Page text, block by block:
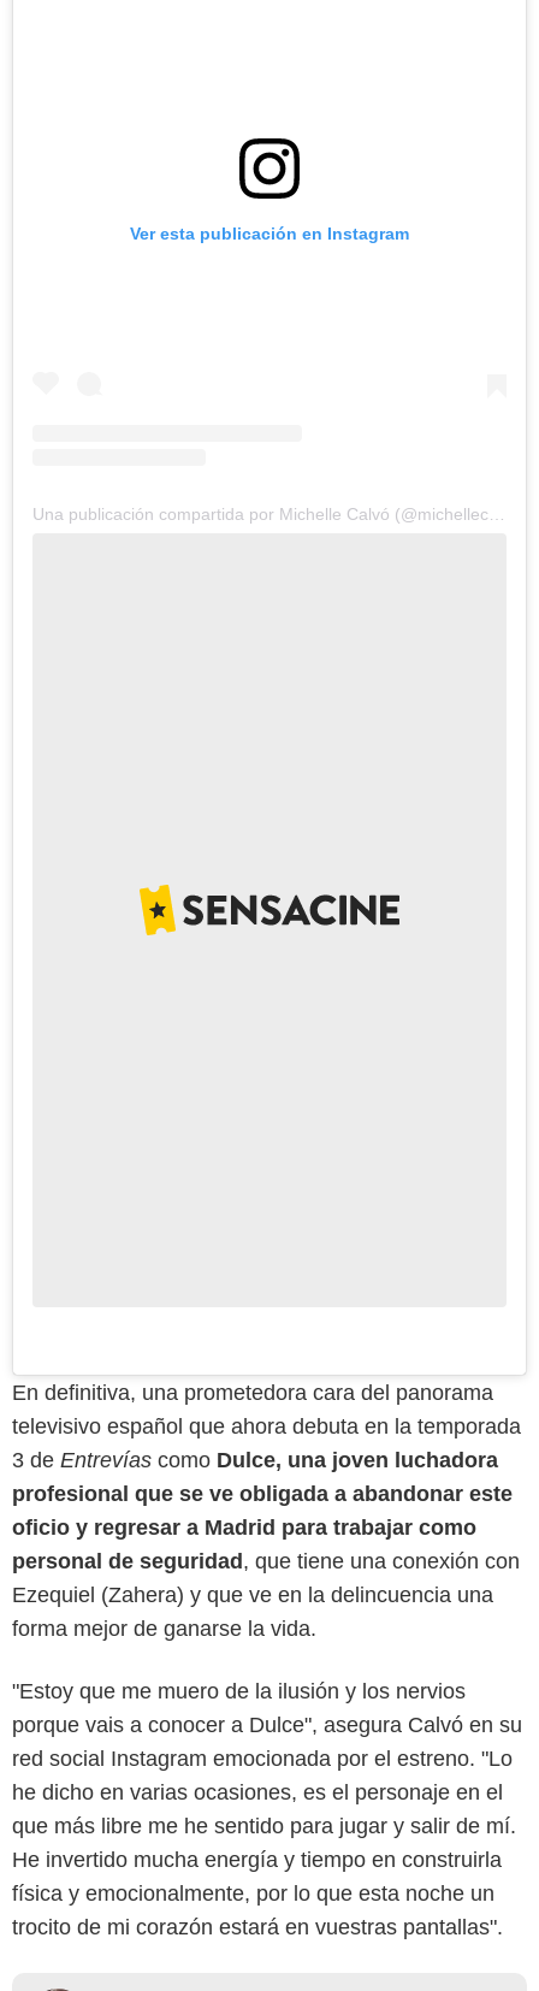
Ver esta publicación en Instagram
Una publicación compartida por Michelle Calvó (@michellec_p)
En definitiva, una prometedora cara del panorama
televisivo español que ahora debuta en la temporada
3 de Entrevías como Dulce, una joven luchadora
profesional que se ve obligada a abandonar este
oficio y regresar a Madrid para trabajar como
personal de seguridad , que tiene una conexión con
Ezequiel (Zahera) y que ve en la delincuencia una
forma mejor de ganarse la vida.
"Estoy que me muero de la ilusión y los nervios
porque vais a conocer a Dulce", asegura Calvó en su
red social Instagram emocionada por el estreno. "Lo
he dicho en varias ocasiones, es el personaje en el
que más libre me he sentido para jugar y salir de mí.
He invertido mucha energía y tiempo en construirla
física y emocionalmente, por lo que esta noche un
trocito de mi corazón estará en vuestras pantallas".